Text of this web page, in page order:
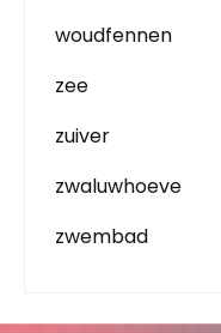
woudfennen
zee
zuiver
zwaluwhoeve
zwembad